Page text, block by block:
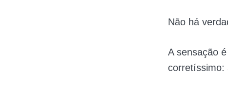
Não há
A sensação
corretíssimo: